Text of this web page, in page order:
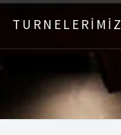
TURNELERİMİZ